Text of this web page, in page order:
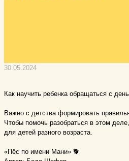
30.05.2024
Как научить ребенка обращаться с
Важно с детства формировать
Чтобы помочь разобраться в этом
для детей разного возраста.
«Пёс по имени Мани» 🐕